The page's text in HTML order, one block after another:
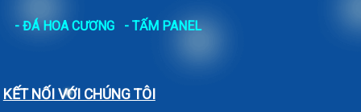
- ĐÁ HOA CƯƠNG - TẤM PANEL
KẾT NỐI VỚI CHÚNG TÔI